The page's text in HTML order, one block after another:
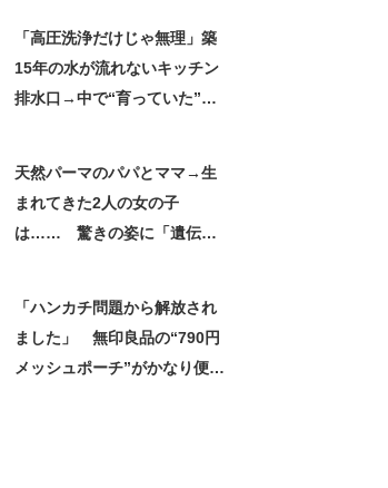
「高圧洗浄だけじゃ無理」築
15年の水が流れないキッチン
排水口→中で“育っていた”の
天然パーマのパパとママ→生
まれてきた2人の女の子
は…… 驚きの姿に「遺伝っ
「ハンカチ問題から解放され
ました」 無印良品の“790円
メッシュポーチ”がかなり便